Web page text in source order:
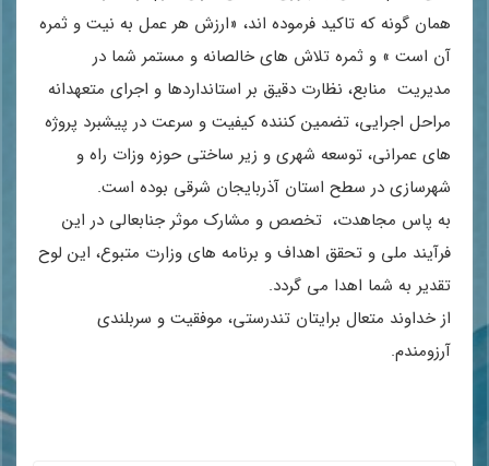
همان گونه که تاکید فرموده اند، «ارزش هر عمل به نیت و ثمره
آن است » و ثمره تلاش های خالصانه و مستمر شما در
مدیریت منابع، نظارت دقیق بر استانداردها و اجرای متعهدانه
مراحل اجرایی، تضمین کننده کیفیت و سرعت در پیشبرد پروژه
های عمرانی، توسعه شهری و زیر ساختی حوزه وزات راه و
شهرسازی در سطح استان آذربایجان شرقی بوده است.
به پاس مجاهدت، تخصص و مشارک موثر جنابعالی در این
فرآیند ملی و تحقق اهداف و برنامه های وزارت متبوع، این لوح
تقدیر به شما اهدا می گردد.
از خداوند متعال برایتان تندرستی، موفقیت و سربلندی
آرزومندم.